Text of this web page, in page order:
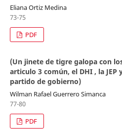
Eliana Ortiz Medina
73-75
PDF
(Un jinete de tigre galopa con
articulo 3 común, el DHI , la
partido de gobierno)
Wilman Rafael Guerrero Simanca
77-80
PDF